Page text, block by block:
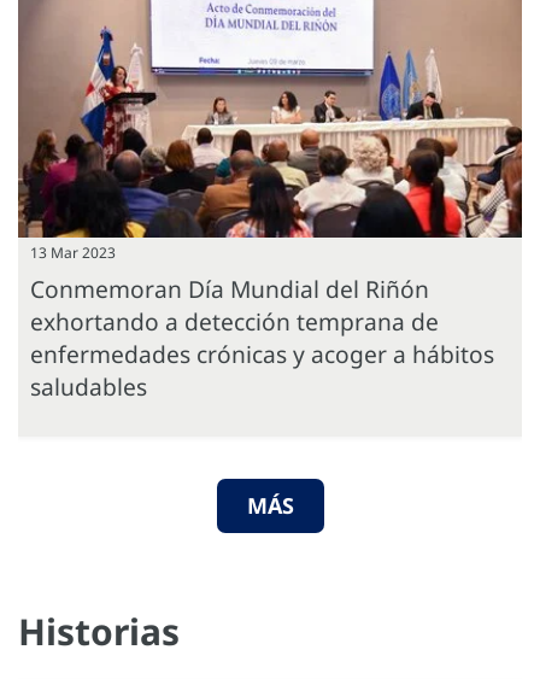
13 Mar 2023
Conmemoran Día Mundial del Riñón
exhortando a detección temprana de
enfermedades crónicas y acoger a hábitos
saludables
MÁS
Historias